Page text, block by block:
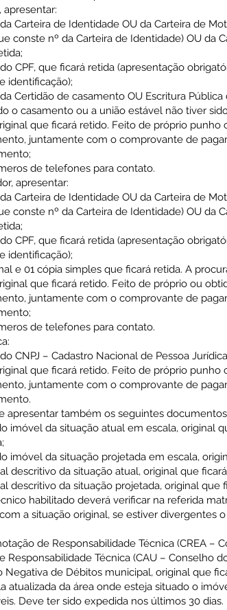
apresentar:
Carteira de Identidade OU da Carteira de
conste nº da Carteira de Identidade) OU da
CPF, que ficará retida (apresentação
identificação);
Certidão de casamento OU Escritura
o casamento ou a união estável não tiver
que ficará retido. Feito de próprio
juntamente com o comprovante de
de telefones para contato.
apresentar:
Carteira de Identidade OU da Carteira de
conste nº da Carteira de Identidade) OU da
CPF, que ficará retida (apresentação
identificação);
e 01 cópia simples que ficará retida. A
que ficará retido. Feito de próprio ou
juntamente com o comprovante de
de telefones para contato.
CNPJ – Cadastro Nacional de Pessoa
que ficará retido. Feito de próprio
juntamente com o comprovante de
apresentar também os seguintes
imóvel da situação atual em escala, original
imóvel da situação projetada em escala,
descritivo da situação atual, original que
descritivo da situação projetada, original que
habilitado deverá verificar na referida
a situação original, se estiver divergentes
de Responsabilidade Técnica (CREA –
Responsabilidade Técnica (CAU – Conselho
Negativa de Débitos municipal, original que
atualizada da área onde esteja situado o
Deve ter sido expedida nos últimos 30 dias.